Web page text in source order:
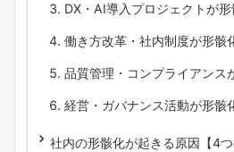
DX・AI導入プロジェクトが形
働き方改革・社内制度が形骸
品質管理・コンプライアンス
経営・ガバナンス活動が形骸
社内の形骸化が起きる原因【4つ